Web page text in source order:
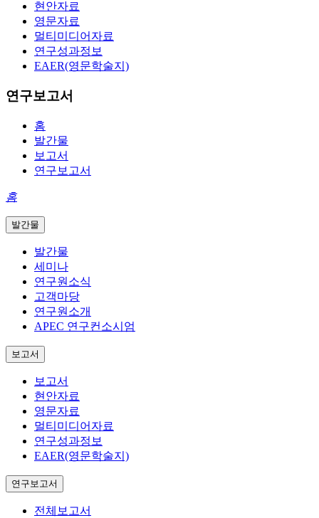
현안자료
영문자료
멀티미디어자료
연구성과정보
EAER(영문학술지)
연구보고서
홈
발간물
보고서
연구보고서
홈
발간물
발간물
세미나
연구원소식
고객마당
연구원소개
APEC 연구컨소시엄
보고서
보고서
현안자료
영문자료
멀티미디어자료
연구성과정보
EAER(영문학술지)
연구보고서
전체보고서